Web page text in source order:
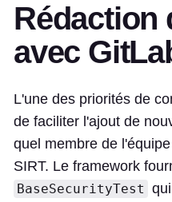
Rédaction
avec
L'une des priorités de
de faciliter l'ajout de
quel membre de
SIRT. Le framework
BaseSecurityTest